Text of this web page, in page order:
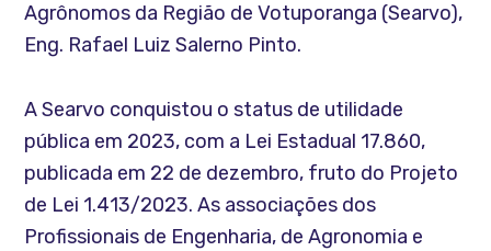
Agrônomos da Região de Votuporanga (Searvo),
Eng. Rafael Luiz Salerno Pinto.
A Searvo conquistou o status de utilidade
pública em 2023, com a Lei Estadual 17.860,
publicada em 22 de dezembro, fruto do Projeto
de Lei 1.413/2023. As associações dos
Profissionais de Engenharia, de Agronomia e